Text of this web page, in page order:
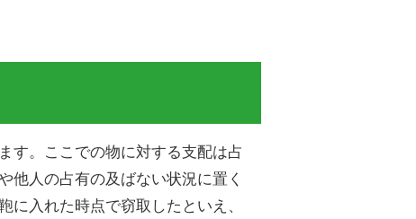
す。ここでの物に対する支配は占
他人の占有の及ばない状況に置く
入れた時点で窃取したといえ、